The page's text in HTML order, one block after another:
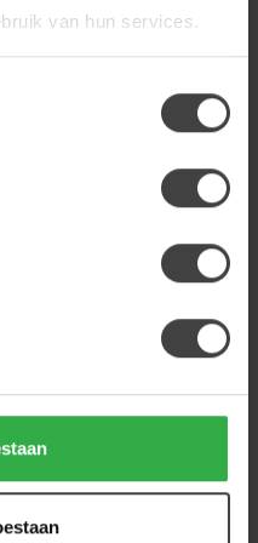
van hun services.
139,00
139,00
bij de bestelling? Neem
onze klantenservice